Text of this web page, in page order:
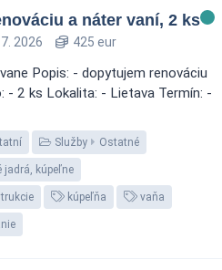
a náter vaní, 2 ks
2026 425 eur
Popis: - dopytujem renováciu
- 2 ks Lokalita: - Lietava Termín: -
Služby Ostatné
jadrá, kúpeľne
kúpeľňa vaňa